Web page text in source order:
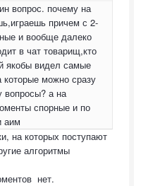
вопрос. почему на
причем с 2-
и вообще далеко
в чат товарищ,кто
якобы видел самые
можно сразу
вопросы? а на
спорные и по
аим
на которых поступают
алгоритмы
нет.